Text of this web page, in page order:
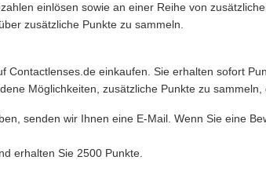
einlösen sowie an einer Reihe von
zusätzliche Punkte zu sammeln.
Contactlenses.de einkaufen. Sie erhalten sofort
Möglichkeiten, zusätzliche Punkte zu sammeln,
senden wir Ihnen eine E-Mail. Wenn Sie eine
erhalten Sie 2500 Punkte.